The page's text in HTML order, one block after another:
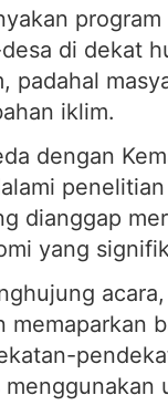
di dekat
padahal
iklim.
dengan
dianggap
yang
memaparkan
menggunakan